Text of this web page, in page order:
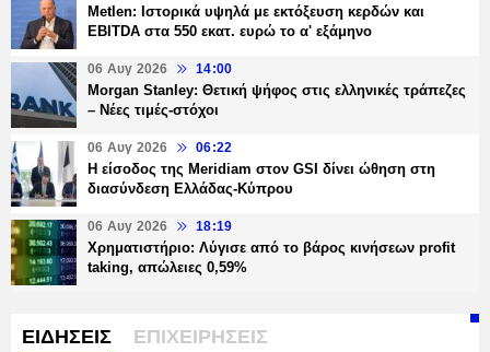
Metlen: Ιστορικά υψηλά με εκτόξευση κερδών και
EBITDA στα 550 εκατ. ευρώ το α' εξάμηνο
06 Αυγ 2026 14:00
Morgan Stanley: Θετική ψήφος στις ελληνικές τράπεζες
– Νέες τιμές-στόχοι
06 Αυγ 2026 06:22
Η είσοδος της Meridiam στον GSI δίνει ώθηση στη
διασύνδεση Ελλάδας-Κύπρου
06 Αυγ 2026 18:19
Χρηματιστήριο: Λύγισε από το βάρος κινήσεων profit
taking, απώλειες 0,59%
ΕΙΔΗΣΕΙΣ ΕΠΙΧΕΙΡΗΣΕΙΣ